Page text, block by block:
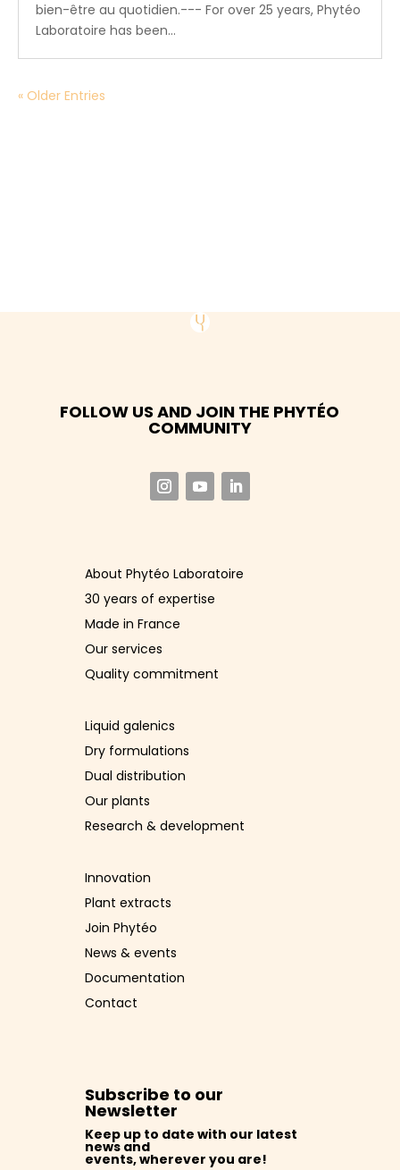
bien-être au quotidien.--- For over 25 years, Phytéo
Laboratoire has been...
« Older Entries
FOLLOW US AND JOIN THE PHYTÉO
COMMUNITY
About Phytéo Laboratoire
30 years of expertise
Made in France
Our services
Quality commitment
Liquid galenics
Dry formulations
Dual distribution
Our plants
Research & development
Innovation
Plant extracts
Join Phytéo
News & events
Documentation
Contact
Subscribe to our
Newsletter
Keep up to date with our latest
news and
events, wherever you are!